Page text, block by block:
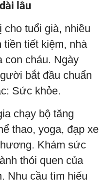
lâu
cho tuổi già, nhiều
tiết kiệm, nhà
con cháu. Ngày
bắt đầu chuẩn
Sức khỏe.
chạy bộ tăng
thao, yoga, đạp xe
Khám sức
thói quen của
Nhu cầu tìm hiểu